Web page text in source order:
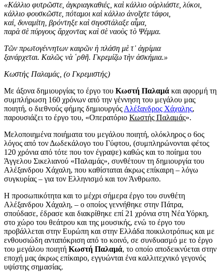
«Κάλλιο φυτρῶστε, ἀγκριαγκαθιές, καὶ κάλλιο οὐρλιάστε, λύκοι,
κάλλιο φουσκῶστε, πόταμοι καὶ κάλλιο ἀνοῖχτε τάφοι,
καί, δυναμίτη, βρόντηξε καὶ σιγοστάλαξε αἷμα,
παρὰ σὲ πύργους ἄρχοντας καὶ σὲ ναοὺς τὸ Ψέμμα.
Τῶν πρωτογέννητων καιρῶν ἡ πλάση μὲ τ᾿ ἀγρίμια
ξανάρχεται. Καλῶς νὰ ῾ρθῆ. Γκρεμίζω τὴν ἀσκήμια.»
Κωστής Παλαμάς, (ο Γκρεμιστής)
Με άξονα δημιουργίας το έργο του Κωστή Παλαμά και αφορμή τη
συμπλήρωση 160 χρόνων από την γέννηση του μεγάλου μας
ποιητή, ο διεθνούς φήμης δημιουργός Αλέξανδρος Χάχαλης,
παρουσιάζει το έργο του, «Οπερατόριο Κωστής Παλαμάς».
Μελοποιημένα ποιήματα του μεγάλου ποιητή, ολόκληρος ο 6ος
λόγος από τον Δωδεκάλογο του Γύφτου, (συμπληρώνονται φέτος
120 χρόνια από τότε που τον έγραψε) καθώς και το ποίημα του
Άγγελου Σικελιανού «Παλαμάς», συνθέτουν τη δημιουργία του
Αλέξανδρου Χάχαλη, που καθίσταται άκρως επίκαιρη – λόγω
συγκυρίας – για τον Ελληνισμό και τον Άνθρωπο.
Η προσωπικότητα και το μέχρι σήμερα έργο του συνθέτη
Αλέξανδρου Χάχαλη, – ο οποίος γεννήθηκε στην Πάτρα,
σπούδασε, έδρασε και διακρίθηκε επί 21 χρόνια στη Νέα Υόρκη,
στο χώρο του θεάτρου και της μουσικής, ενώ το έργο του
προβάλλεται στην Ευρώπη και στην Ελλάδα ποικιλοτρόπως και με
ενθουσιώδη ανταπόκριση από το κοινό, σε συνδυασμό με το έργο
του μεγάλου ποιητή Κωστή Παλαμά, το οποίο αποδεικνύεται στην
εποχή μας άκρως επίκαιρο, εγγυώνται ένα καλλιτεχνικό γεγονός
υψίστης σημασίας.